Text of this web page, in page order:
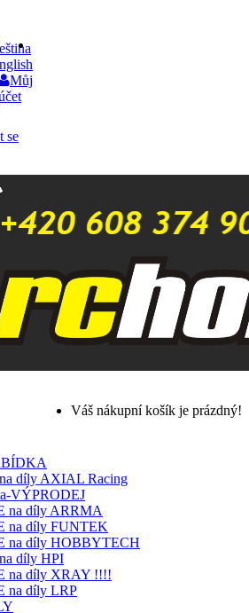
Můj
se
Váš nákupní košík je prázdný!
díly AXIAL Racing
VÝPRODEJ
na díly ARRMA
na díly FUNTEK
na díly HOBBYTECH
díly HPI
na díly XRAY !!!!
na díly LRP